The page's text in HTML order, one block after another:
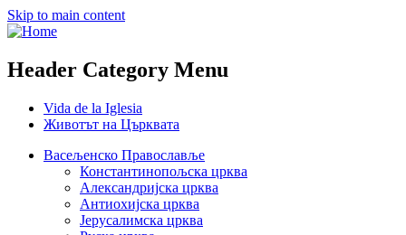
Skip to main content
Header Category Menu
Vida de la Iglesia
Животът на Църквата
Васељенско Православље
Константинопољска црква
Александријска црква
Антиохијска црква
Јерусалимска црква